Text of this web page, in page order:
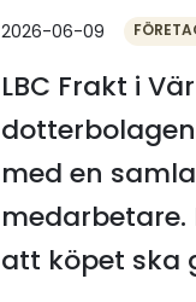
2026-06-09
LBC Frakt i
med en
att köpet ska